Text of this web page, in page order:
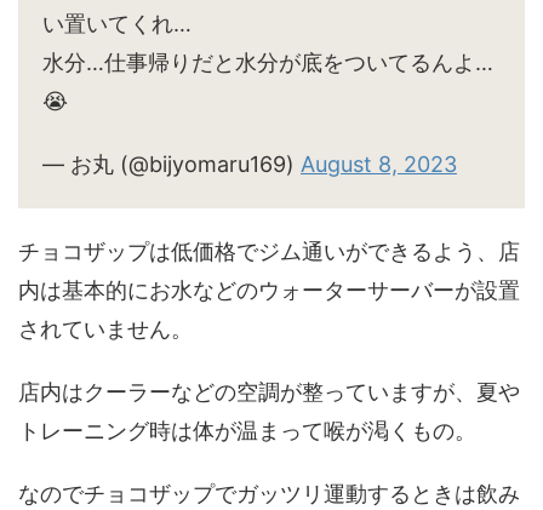
い置いてくれ…
水分…仕事帰りだと水分が底をついてるんよ…
😭
— お丸 (@bijyomaru169) August 8, 2023
チョコザップは低価格でジム通いができるよう、店
内は基本的にお水などのウォーターサーバーが設置
されていません。
店内はクーラーなどの空調が整っていますが、夏や
トレーニング時は体が温まって喉が渇くもの。
なのでチョコザップでガッツリ運動するときは飲み